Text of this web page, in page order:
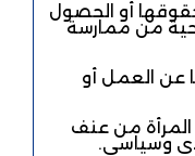
أو الحصول
من ممارسة
العمل أو
من عنف
وسياسي.